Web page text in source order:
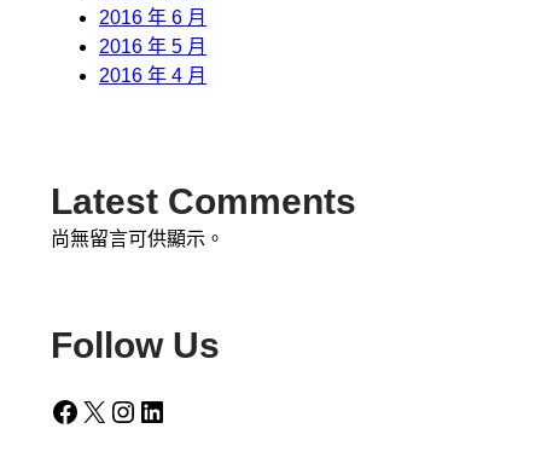
2016 年 6 月
2016 年 5 月
2016 年 4 月
Latest Comments
尚無留言可供顯示。
Follow Us
Facebook X Instagram LinkedIn